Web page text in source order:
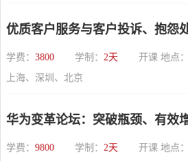
优质客户服务与客户投诉、抱怨
学费： 3800 学制： 2天 开课 地点：
上海、深圳、北京
华为变革论坛：突破瓶颈、有
学费： 9800 学制： 2天 开课 地点：